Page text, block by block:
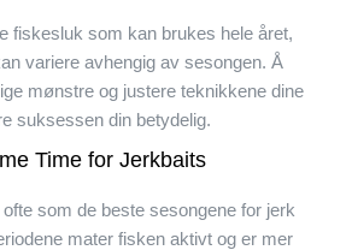
fiskesluk som kan brukes hele året,
variere avhengig av sesongen. Å
mønstre og justere teknikkene dine
suksessen din betydelig.
Time for Jerkbaits
som de beste sesongene for jerk
mater fisken aktivt og er mer